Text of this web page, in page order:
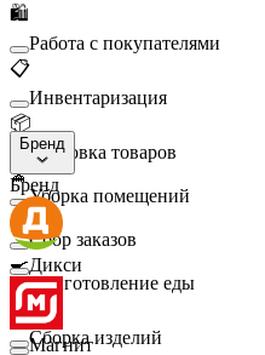
🛍️
Работа с покупателями
📋
Инвентаризация
📦
Упаковка товаров
🧹
Уборка помещений
🛒
Сбор заказов
🍳
Приготовление еды
🛠️
Сборка изделий
Бренд
Бренд
Дикси
Магнит